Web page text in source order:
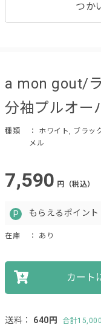
つか
a mon gout/
分袖プルオー
種類
： ホワイト, ブラッ
メル
7,590 円（税込）
もらえるポイント
在庫 ： あり
カート
送料： 640円 合計